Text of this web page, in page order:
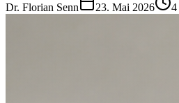
Dr. Florian Senn 23. Mai 2026 4